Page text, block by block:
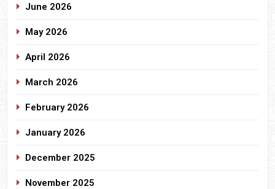
June 2026
May 2026
April 2026
March 2026
February 2026
January 2026
December 2025
November 2025